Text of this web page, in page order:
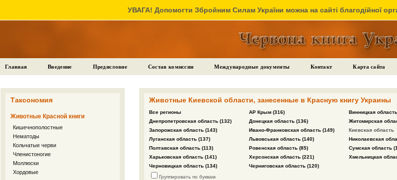
УВАГА! Допомогти Збройним Силам України можна на сайті благодійної
Главная Введение Предисловие Состав комиссии Международные документы Контакт Карта сайта
Таксономия
Животные Красной книги
Кишечнополостные
Нематоды
Кольчатые черви
Членистоногие
Моллюски
Хордовые
Животные Киевской области, занесенные в Красную книгу Украины
Все регионы АР Крым (316) Винницкая
Днепропетровская область (132)
Донецкая область (136) Житомирская
Запорожская область (143)
Ивано-Франковская область (149) Киевская область
Луганская область (137)
Львовськая область (140) Николаевская
Полтавская область (113)
Ровенская область (85) Сумская область
Харьковская область (141)
Херсонская область (221) Хмельницкая
Черновицкая область (134)
Черниговская область (120)
Группировать по буквам